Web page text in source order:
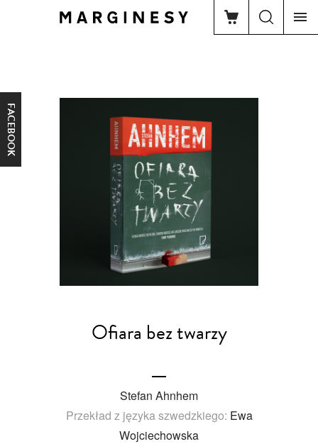
FACEBOOK
Ofiara bez twarzy
Stefan Ahnhem
Przekład z języka szwedzkiego: Ewa
Wojciechowska